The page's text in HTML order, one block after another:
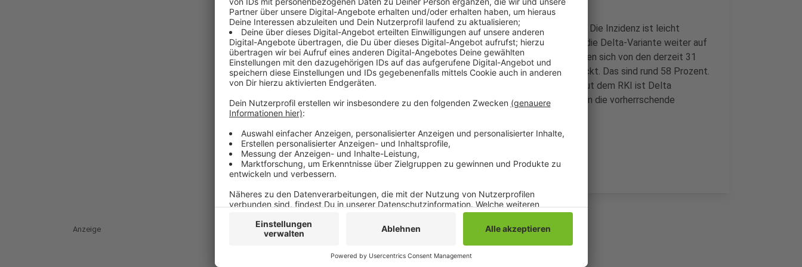
Nach wie vor befinden sich 51 Mönchengladbacher in Quarantäne. Die Inzidenz ist leicht
angestiegen und liegt heute bei 6,5. Auch bei uns in der Stadt ist die Delta-Variante weiter auf
dem Vormarsch, wie die Stadt auf Anfrage mitteilt. Demnach haben sich von den derzeit 31
infizierten Personen 18 mit der Delta-Variante des Virus angesteckt. Das sind rund 58 Prozent.
Bei drei weiteren Fällen handelt es sich um die Alpha-Variante. Laut dem RKI ist Delta
deutschlandweit mit einem Anteil von 74 Prozent aller Infektionen die vorherrschende
Anzeige
Anzeige